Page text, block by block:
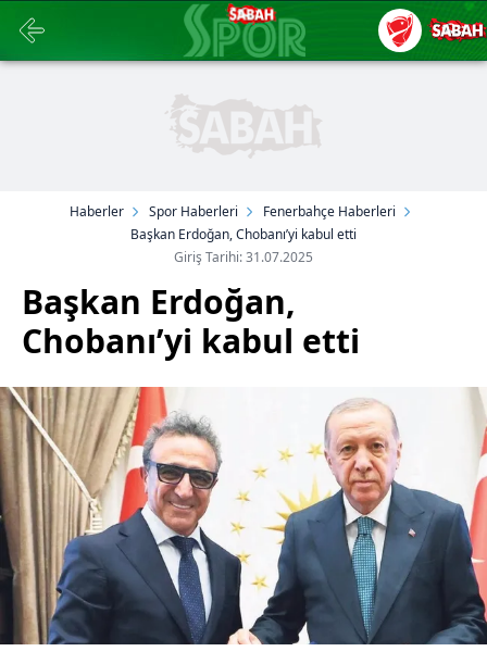
Haberler Spor Haberleri
Fenerbahçe Haberleri
Başkan Erdoğan, Chobanı’yi kabul etti
Giriş Tarihi: 31.07.2025
Başkan Erdoğan,
Chobanı’yi kabul etti